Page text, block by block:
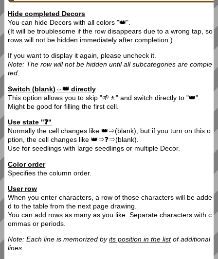
Hide completed Decors
You can hide Decors with all colors "👑".
(It will be troublesome if the row disappears due to a wrong tap, so
rows will not be hidden immediately after completion.)
If you want to display it again, please uncheck it.
Note: The row will not be hidden until all subcategories are comple
ted.
Switch (blank)⇔👑 directly
This option allows you to skip "🌱🚶" and switch directly to "👑".
Might be good for filling the first cell.
Use state "❓"
Normally the cell changes like 👑⇒(blank), but if you turn on this o
ption, the cell changes like 👑⇒❓⇒(blank).
Use for seedlings with large seedlings or multiple Decor.
Color order
Specifies the column order.
User row
When you enter characters, a row of those characters will be adde
d to the table from the next page drawing.
You can add rows as many as you like. Separate characters with c
ommas or periods.
Note: Each line is memorized byits position in the listof additional
lines.